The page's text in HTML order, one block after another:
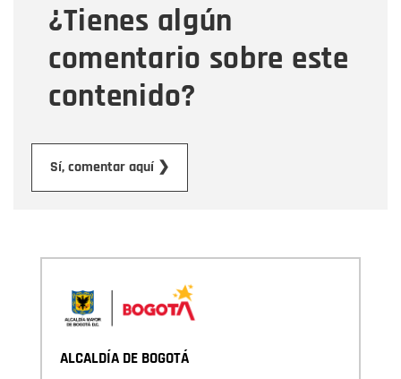
¿Tienes algún
comentario sobre este
contenido?
Sí, comentar aquí ❯
Mensaje
ALCALDÍA DE BOGOTÁ